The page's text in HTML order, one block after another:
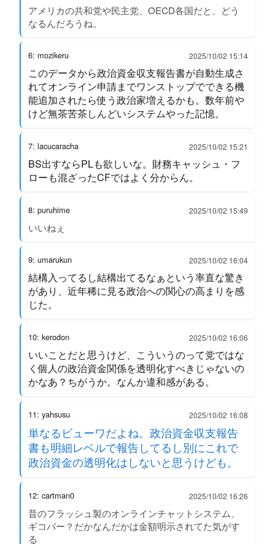
アメリカの共和党や民主党、OECD各国だと、どう
なるんだろうね。
6: mozikeru 2025/10/02 15:14
このデータから政治資金収支報告書が自動生成さ
れてオンライン申請までワンストップでできる機
能追加されたら使う政治家増えるかも。数年前や
けど無茶苦茶しんどいシステムやった記憶。
7: lacucaracha 2025/10/02 15:21
BS出すならPLも欲しいな。財務キャッシュ・フ
ローも混ざったCFではよく分からん。
8: puruhime 2025/10/02 15:49
いいねぇ
9: umarukun 2025/10/02 16:04
結構入ってるし結構出てるなぁという率直な驚き
があり、近年稀に見る政治への関心の高まりを感
じた。
10: kerodon 2025/10/02 16:06
いいことだと思うけど、こういうのって党ではな
く個人の政治資金関係を透明化すべきじゃないの
かなあ？ちがうか。なんか違和感がある。
11: yahsusu 2025/10/02 16:08
単なるビューワだよね。政治資金収支報告
書も明細レベルで報告してるし別にこれで
政治資金の透明化はしないと思うけども。
12: cartman0 2025/10/02 16:26
昔のフラッシュ製のオンラインチャットシステム、
ギコバー？だかなんだかは金額明示されてた気がす
る